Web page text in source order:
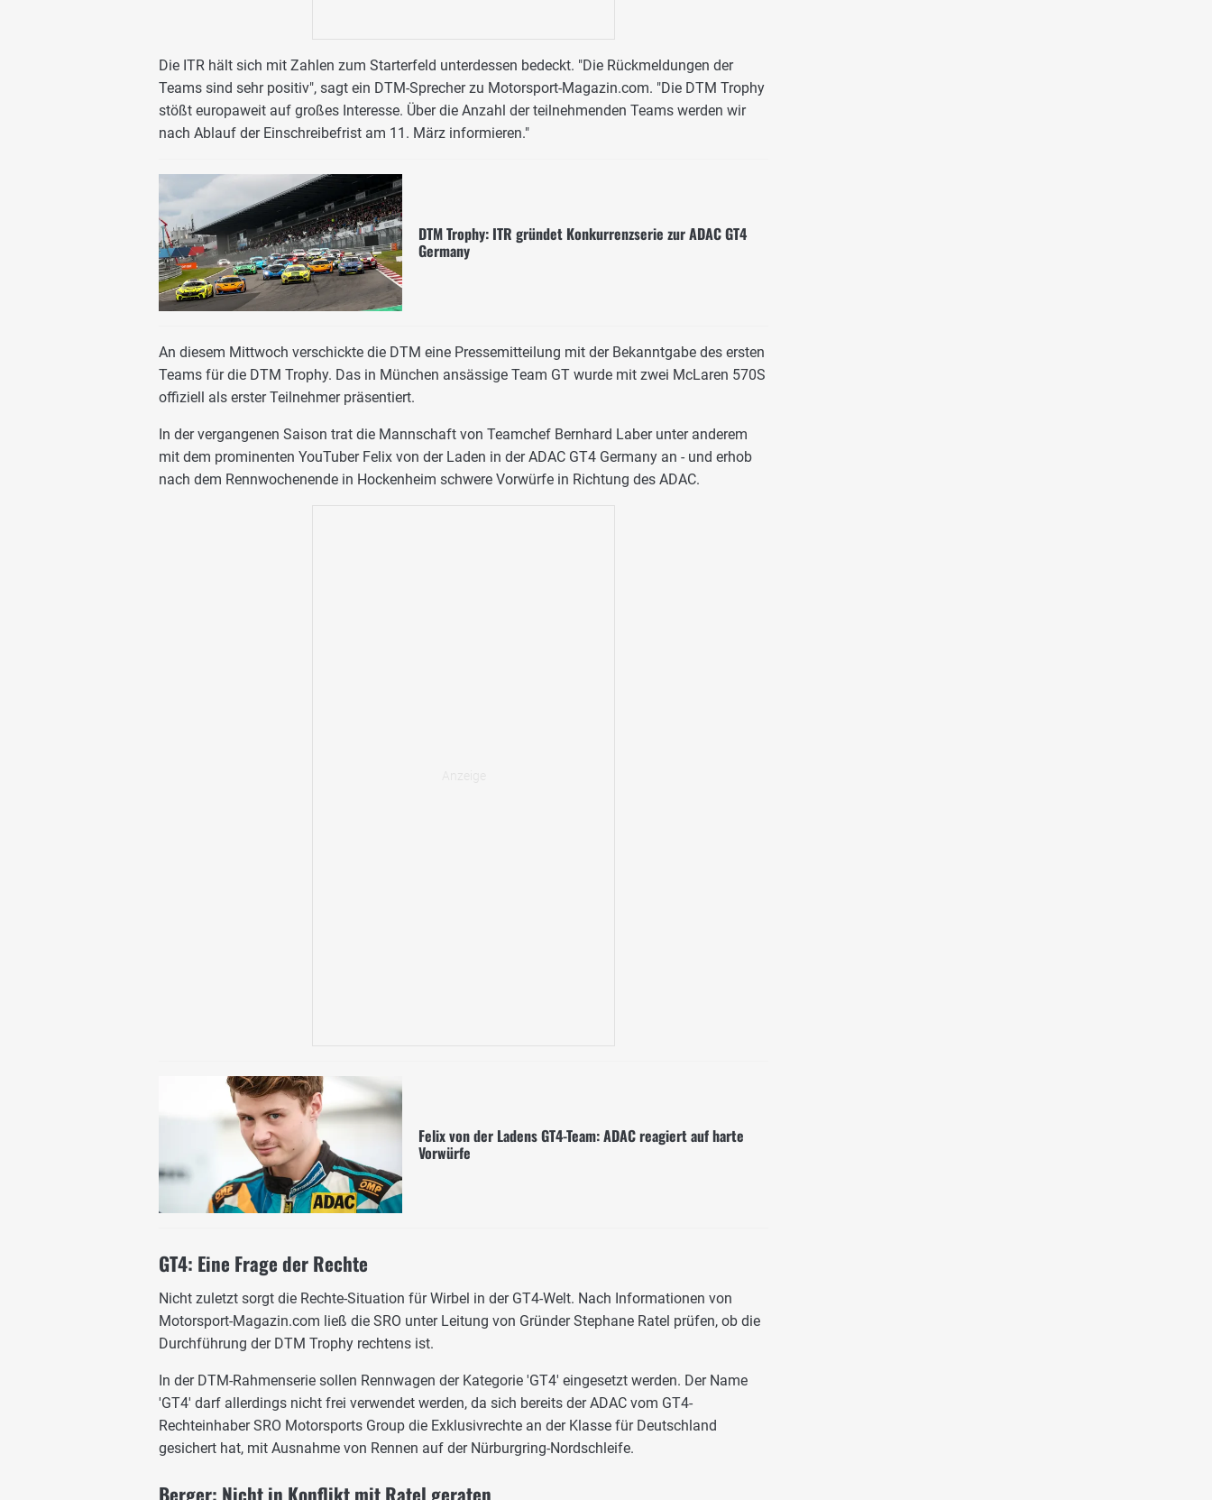
Die ITR hält sich mit Zahlen zum Starterfeld unterdessen bedeckt. "Die Rückmeldungen der
Teams sind sehr positiv", sagt ein DTM-Sprecher zu Motorsport-Magazin.com. "Die DTM Trophy
stößt europaweit auf großes Interesse. Über die Anzahl der teilnehmenden Teams werden wir
nach Ablauf der Einschreibefrist am 11. März informieren."
DTM Trophy: ITR gründet Konkurrenzserie zur ADAC GT4
Germany
An diesem Mittwoch verschickte die DTM eine Pressemitteilung mit der Bekanntgabe des ersten
Teams für die DTM Trophy. Das in München ansässige Team GT wurde mit zwei McLaren 570S
offiziell als erster Teilnehmer präsentiert.
In der vergangenen Saison trat die Mannschaft von Teamchef Bernhard Laber unter anderem
mit dem prominenten YouTuber Felix von der Laden in der ADAC GT4 Germany an - und erhob
nach dem Rennwochenende in Hockenheim schwere Vorwürfe in Richtung des ADAC.
Felix von der Ladens GT4-Team: ADAC reagiert auf harte
Vorwürfe
GT4: Eine Frage der Rechte
Nicht zuletzt sorgt die Rechte-Situation für Wirbel in der GT4-Welt. Nach Informationen von
Motorsport-Magazin.com ließ die SRO unter Leitung von Gründer Stephane Ratel prüfen, ob die
Durchführung der DTM Trophy rechtens ist.
In der DTM-Rahmenserie sollen Rennwagen der Kategorie 'GT4' eingesetzt werden. Der Name
'GT4' darf allerdings nicht frei verwendet werden, da sich bereits der ADAC vom GT4-
Rechteinhaber SRO Motorsports Group die Exklusivrechte an der Klasse für Deutschland
gesichert hat, mit Ausnahme von Rennen auf der Nürburgring-Nordschleife.
Berger: Nicht in Konflikt mit Ratel geraten